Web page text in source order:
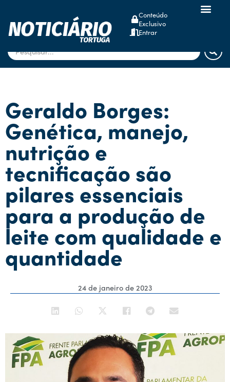
Conteúdo
Exclusivo
Entrar
Geraldo Borges:
Genética, manejo,
nutrição e
tecnificação são
pilares essenciais
para a produção de
leite com qualidade e
quantidade
24 de janeiro de 2023